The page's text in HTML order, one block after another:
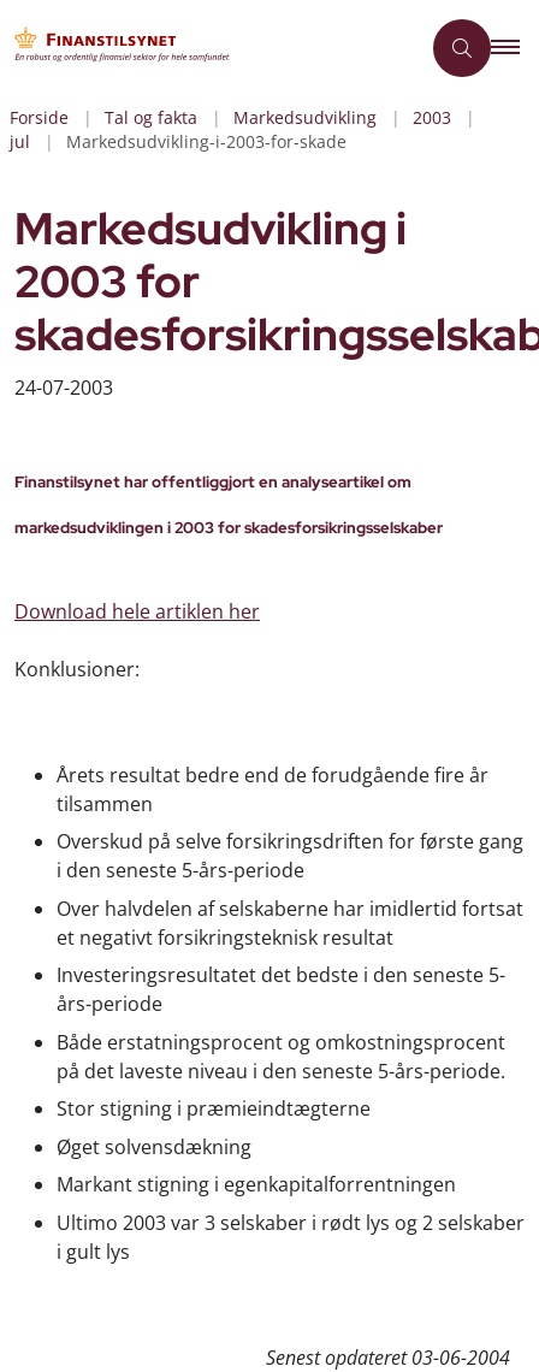
Forside Tal og fakta Markedsudvikling
2003
jul
Markedsudvikling-i-2003-for-skade
Markedsudvikling i
2003 for
24-07-2003
Finanstilsynet har offentliggjort en analyseartikel om
markedsudviklingen i 2003 for skadesforsikringsselskaber
Download hele artiklen her
Konklusioner:
Årets resultat bedre end de forudgående fire år
tilsammen
Overskud på selve forsikringsdriften for første gang
i den seneste 5-års-periode
Over halvdelen af selskaberne har imidlertid fortsat
et negativt forsikringsteknisk resultat
Investeringsresultatet det bedste i den seneste 5-
års-periode
Både erstatningsprocent og omkostningsprocent
på det laveste niveau i den seneste 5-års-periode.
Stor stigning i præmieindtægterne
Øget solvensdækning
Markant stigning i egenkapitalforrentningen
Ultimo 2003 var 3 selskaber i rødt lys og 2 selskaber
i gult lys
Senest opdateret03-06-2004